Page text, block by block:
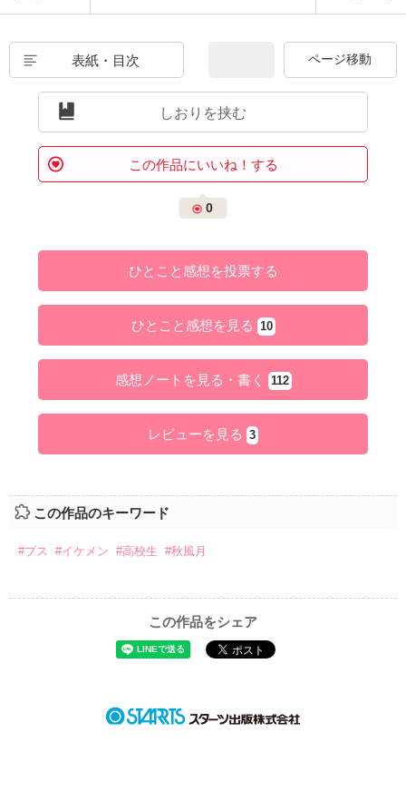
表紙・目次
しおりを挟む
この作品にいいね！する
0
ひとこと感想を投票する
ひとこと感想を見る 10
感想ノートを見る・書く 112
レビューを見る 3
この作品のキーワード
#ブス #イケメン #高校生 #秋風月
この作品をシェア